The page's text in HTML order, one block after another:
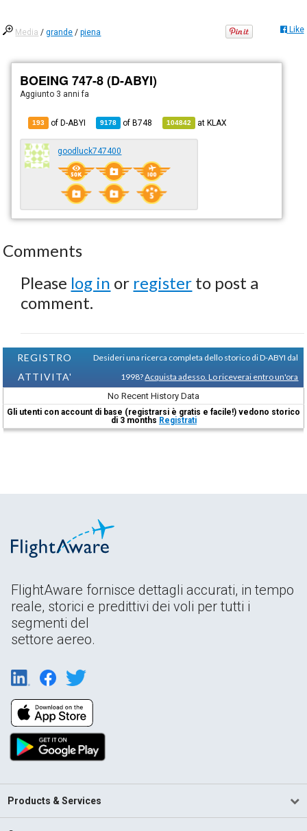
Media /grande /piena Like
BOEING 747-8 (D-ABYI)
Aggiunto 3 anni fa
193 of D-ABYI 9178 ofB748 104842 atKLAX
goodluck747400
Comments
Please log in or register to post a
comment.
REGISTRO
ATTIVITA'
Desideri una ricerca completa dello storico di D-ABYI dal
1998?Acquista adesso. Lo riceverai entro un'ora
No Recent History Data
Gli utenti con account di base (registrarsi è gratis e facile!) vedono storico
di 3 months Registrati
FlightAware fornisce dettagli accurati, in tempo
reale, storici e predittivi dei voli per tutti i
segmenti del
settore aereo.
Products & Services